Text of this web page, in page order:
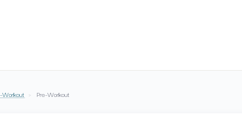
Workout › Pre-Workout